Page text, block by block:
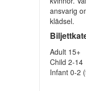
ansvarig
klädsel.
Adult 15+
Child 2-14
Infant 0-2